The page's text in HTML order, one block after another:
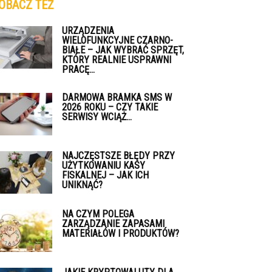
TEŻ
URZĄDZENIA
WIELOFUNKCYJNE CZARNO-
BIAŁE – JAK WYBRAĆ SPRZĘT,
KTÓRY REALNIE USPRAWNI
PRACĘ...
DARMOWA BRAMKA SMS W
2026 ROKU – CZY TAKIE
SERWISY WCIĄŻ...
NAJCZĘSTSZE BŁĘDY PRZY
UŻYTKOWANIU KASY
FISKALNEJ – JAK ICH
UNIKNĄĆ?
NA CZYM POLEGA
ZARZĄDZANIE ZAPASAMI
MATERIAŁÓW I PRODUKTÓW?